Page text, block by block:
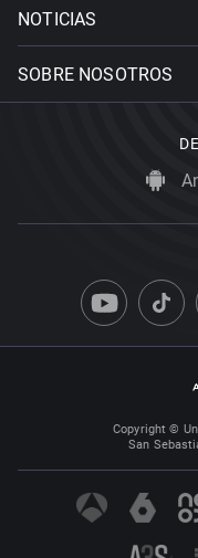
NOTICIAS
SOBRE NOSOTROS
Copyright ©
San